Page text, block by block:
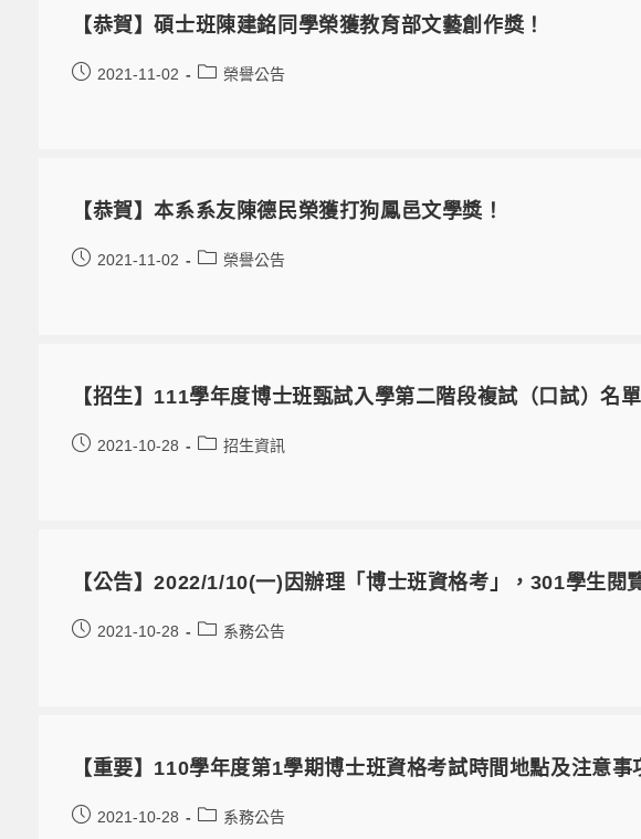
【恭賀】碩士班陳建銘同學榮獲教育部文藝創作獎！
2021-11-02 榮譽公告
【恭賀】本系系友陳德民榮獲打狗鳳邑文學獎！
2021-11-02 榮譽公告
【招生】111學年度博士班甄試入學第二階段複試（口試）名
2021-10-28 招生資訊
【公告】2022/1/10(一)因辦理「博士班資格考」，301學生閱
2021-10-28 系務公告
【重要】110學年度第1學期博士班資格考試時間地點及注意事
2021-10-28 系務公告